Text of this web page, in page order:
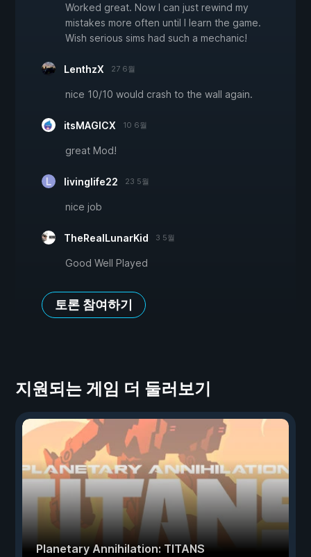
Worked great. Now I can just rewind my
mistakes more often until I learn the game.
Wish serious sims had such a mechanic!
LenthzX 27 6월
nice 10/10 would crash to the wall again.
itsMAGICX 10 6월
great Mod!
livinglife22 23 5월
nice job
TheRealLunarKid 3 5월
Good Well Played
토론 참여하기
지원되는 게임 더 둘러보기
Planetary Annihilation: TITANS